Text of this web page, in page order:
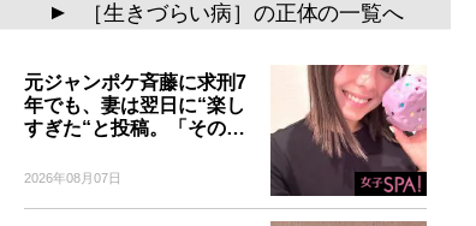
▲ ［生きづらい病］の正体の一覧へ
元ジャンポケ斉藤に求刑7
年でも、妻は翌日に“楽し
すぎた“と投稿。「その…
2026年08月07日